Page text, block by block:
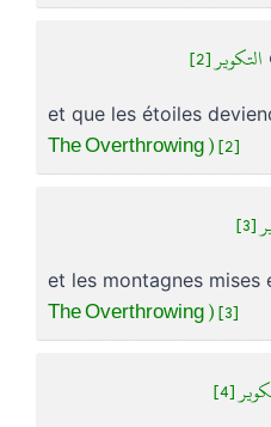
التكوير [2]
et que les étoiles
The Overthrowing ) [2]
[3]
et les montagnes mises
The Overthrowing ) [3]
[4]